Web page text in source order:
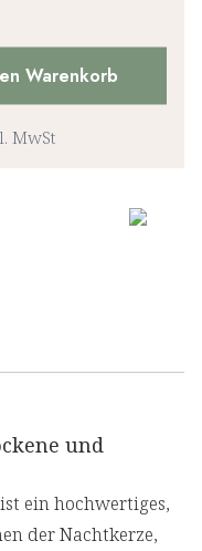
Warenkorb
MwSt
und
ein hochwertiges,
der Nachtkerze,